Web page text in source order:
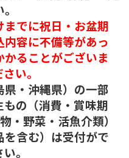
でに祝日・お盆期
容に不備等があっ
ることがございま
い。
・沖縄県）の一部
の（消費・賞味期
・野菜・活魚介類）
含む）は受付がで
。